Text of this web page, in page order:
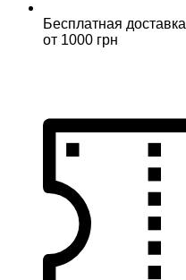
Бесплатная доставка
от 1000 грн